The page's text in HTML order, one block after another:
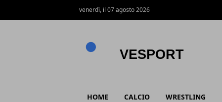
venerdì, il 07 agosto 2026
HOME CALCIO WRESTLING